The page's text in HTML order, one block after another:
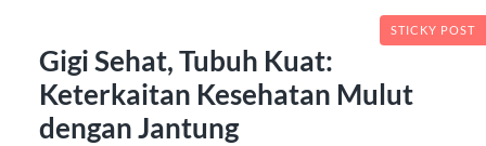
STICKY POST
Gigi Sehat, Tubuh Kuat:
Keterkaitan Kesehatan Mulut
dengan Jantung